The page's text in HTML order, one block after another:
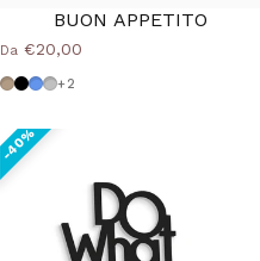
BUON APPETITO
Da €20,00
Tortora
Nero
Azzurro Polvere
Grigio Medio
+2